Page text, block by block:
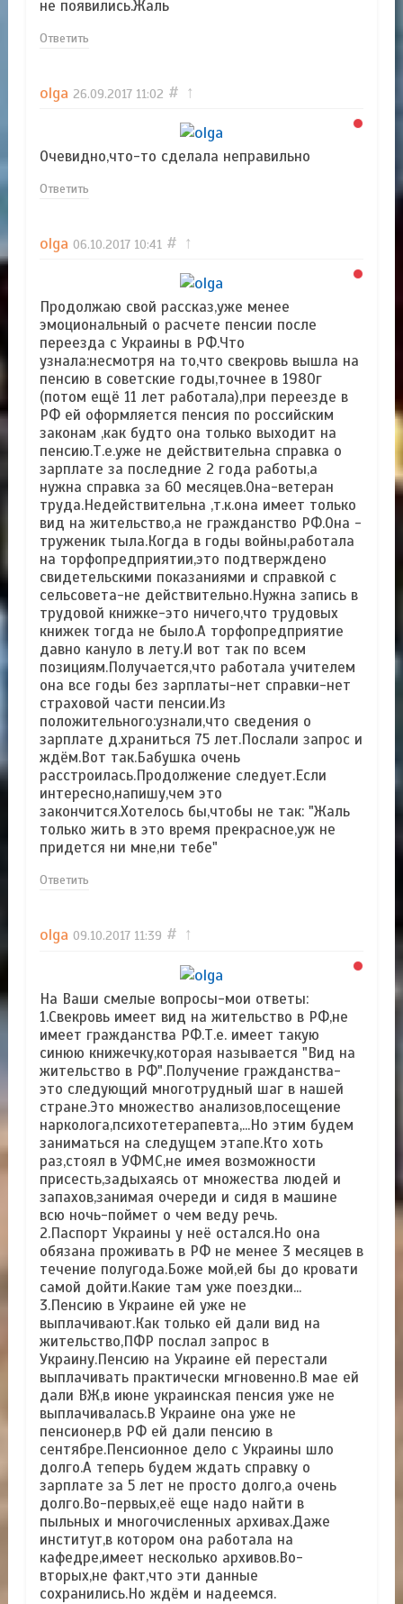
не появились.Жаль
Ответить
olga 26.09.2017 11:02 # ↑
Очевидно,что-то сделала неправильно
Ответить
olga 06.10.2017 10:41 # ↑
Продолжаю свой рассказ,уже менее
эмоциональный о расчете пенсии после
переезда с Украины в РФ.Что
узнала:несмотря на то,что свекровь вышла на
пенсию в советские годы,точнее в 1980г
(потом ещё 11 лет работала),при переезде в
РФ ей оформляется пенсия по российским
законам ,как будто она только выходит на
пенсию.Т.е.уже не действительна справка о
зарплате за последние 2 года работы,а
нужна справка за 60 месяцев.Она-ветеран
труда.Недействительна ,т.к.она имеет только
вид на жительство,а не гражданство РФ.Она -
труженик тыла.Когда в годы войны,работала
на торфопредприятии,это подтверждено
свидетельскими показаниями и справкой с
сельсовета-не действительно.Нужна запись в
трудовой книжке-это ничего,что трудовых
книжек тогда не было.А торфопредприятие
давно кануло в лету.И вот так по всем
позициям.Получается,что работала учителем
она все годы без зарплаты-нет справки-нет
страховой части пенсии.Из
положительного:узнали,что сведения о
зарплате д.храниться 75 лет.Послали запрос и
ждём.Вот так.Бабушка очень
расстроилась.Продолжение следует.Если
интересно,напишу,чем это
закончится.Хотелось бы,чтобы не так: "Жаль
только жить в это время прекрасное,уж не
придется ни мне,ни тебе"
Ответить
olga 09.10.2017 11:39 # ↑
На Ваши смелые вопросы-мои ответы:
1.Свекровь имеет вид на жительство в РФ,не
имеет гражданства РФ.Т.е. имеет такую
синюю книжечку,которая называется "Вид на
жительство в РФ".Получение гражданства-
это следующий многотрудный шаг в нашей
стране.Это множество анализов,посещение
нарколога,психотетерапевта,...Но этим будем
заниматься на следущем этапе.Кто хоть
раз,стоял в УФМС,не имея возможности
присесть,задыхаясь от множества людей и
запахов,занимая очереди и сидя в машине
всю ночь-поймет о чем веду речь.
2.Паспорт Украины у неё остался.Но она
обязана проживать в РФ не менее 3 месяцев в
течение полугода.Боже мой,ей бы до кровати
самой дойти.Какие там уже поездки...
3.Пенсию в Украине ей уже не
выплачивают.Как только ей дали вид на
жительство,ПФР послал запрос в
Украину.Пенсию на Украине ей перестали
выплачивать практически мгновенно.В мае ей
дали ВЖ,в июне украинская пенсия уже не
выплачивалась.В Украине она уже не
пенсионер,в РФ ей дали пенсию в
сентябре.Пенсионное дело с Украины шло
долго.А теперь будем ждать справку о
зарплате за 5 лет не просто долго,а очень
долго.Во-первых,её еще надо найти в
пыльных и многочисленных архивах.Даже
институт,в котором она работала на
кафедре,имеет несколько архивов.Во-
вторых,не факт,что эти данные
сохранились.Но ждём и надеемся.